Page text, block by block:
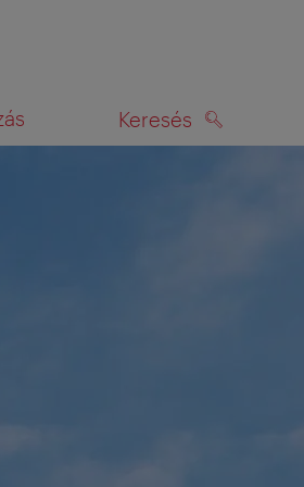
Keresés